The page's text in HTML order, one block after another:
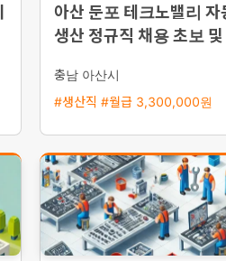
아산 둔포 테크노밸리 자
생산 정규직 채용 초보 및
충남 아산시
#생산직 #월급 3,300,000원